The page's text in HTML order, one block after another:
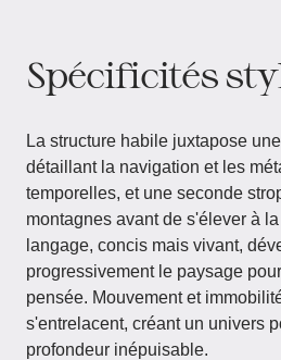
Spécificités
La structure habile juxtapose
détaillant la navigation et les
temporelles, et une seconde
montagnes avant de s'élever à
langage, concis mais vivant,
progressivement le paysage
pensée. Mouvement et
s'entrelacent, créant un univers
profondeur inépuisable.